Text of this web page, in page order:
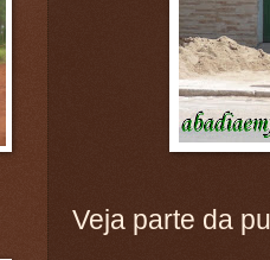
Veja parte da